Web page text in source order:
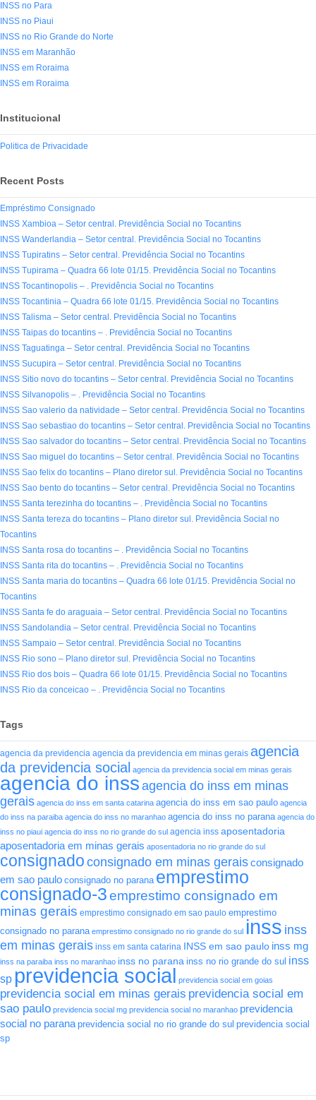
INSS no Para
INSS no Piaui
INSS no Rio Grande do Norte
INSS em Maranhão
INSS em Roraima
INSS em Roraima
Institucional
Politica de Privacidade
Recent Posts
Empréstimo Consignado
INSS Xambioa – Setor central. Previdência Social no Tocantins
INSS Wanderlandia – Setor central. Previdência Social no Tocantins
INSS Tupiratins – Setor central. Previdência Social no Tocantins
INSS Tupirama – Quadra 66 lote 01/15. Previdência Social no Tocantins
INSS Tocantinopolis – . Previdência Social no Tocantins
INSS Tocantinia – Quadra 66 lote 01/15. Previdência Social no Tocantins
INSS Talisma – Setor central. Previdência Social no Tocantins
INSS Taipas do tocantins – . Previdência Social no Tocantins
INSS Taguatinga – Setor central. Previdência Social no Tocantins
INSS Sucupira – Setor central. Previdência Social no Tocantins
INSS Sitio novo do tocantins – Setor central. Previdência Social no Tocantins
INSS Silvanopolis – . Previdência Social no Tocantins
INSS Sao valerio da natividade – Setor central. Previdência Social no Tocantins
INSS Sao sebastiao do tocantins – Setor central. Previdência Social no Tocantins
INSS Sao salvador do tocantins – Setor central. Previdência Social no Tocantins
INSS Sao miguel do tocantins – Setor central. Previdência Social no Tocantins
INSS Sao felix do tocantins – Plano diretor sul. Previdência Social no Tocantins
INSS Sao bento do tocantins – Setor central. Previdência Social no Tocantins
INSS Santa terezinha do tocantins – . Previdência Social no Tocantins
INSS Santa tereza do tocantins – Plano diretor sul. Previdência Social no
Tocantins
INSS Santa rosa do tocantins – . Previdência Social no Tocantins
INSS Santa rita do tocantins – . Previdência Social no Tocantins
INSS Santa maria do tocantins – Quadra 66 lote 01/15. Previdência Social no
Tocantins
INSS Santa fe do araguaia – Setor central. Previdência Social no Tocantins
INSS Sandolandia – Setor central. Previdência Social no Tocantins
INSS Sampaio – Setor central. Previdência Social no Tocantins
INSS Rio sono – Plano diretor sul. Previdência Social no Tocantins
INSS Rio dos bois – Quadra 66 lote 01/15. Previdência Social no Tocantins
INSS Rio da conceicao – . Previdência Social no Tocantins
Tags
agencia da previdencia agencia da previdencia em minas gerais agencia
da previdencia social agencia da previdencia social em minas gerais
agencia do inssagencia do inss em minas
gerais agencia do inss em santa catarina agencia do inss em sao paulo agencia
do inss na paraiba agencia do inss no maranhao agencia do inss no parana agencia do
inss no piaui agencia do inss no rio grande do sul agencia inss aposentadoria
aposentadoria em minas gerais aposentadoria no rio grande do sul
consignado consignado em minas geraisconsignado
em sao paulo consignado no parana emprestimo
consignado-3emprestimo consignado em
minas gerais emprestimo consignado em sao paulo emprestimo
consignado no parana emprestimo consignado no rio grande do sul inss inss
em minas gerais inss em santa catarina INSS em sao paulo inss mg
inss na paraiba inss no maranhao inss no parana inss no rio grande do sul inss
sp previdencia social previdencia social em goias
previdencia social em minas gerais previdencia social em
sao paulo previdencia social mg previdencia social no maranhao previdencia
social no parana previdencia social no rio grande do sul previdencia social
sp